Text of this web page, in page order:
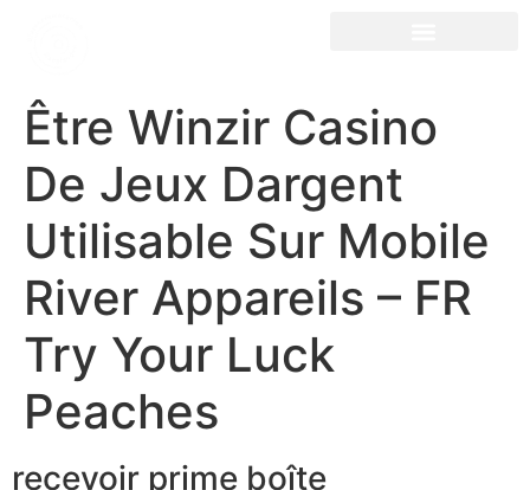
Être Winzir Casino
De Jeux Dargent
Utilisable Sur Mobile
River Appareils – FR
Try Your Luck
Peaches
recevoir prime boîte